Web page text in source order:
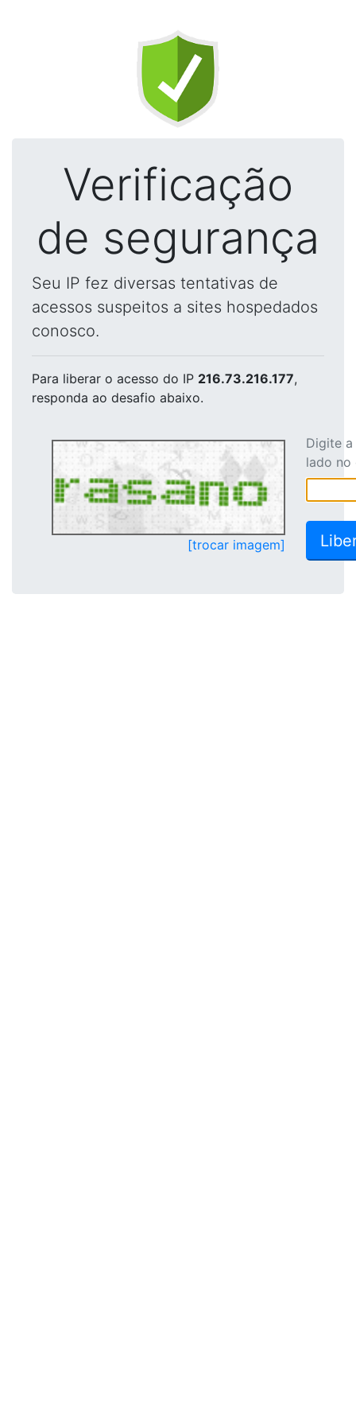
Verificação
de segurança
Seu IP fez diversas tentativas de
acessos suspeitos a sites hospedados
conosco.
Para liberar o acesso do IP 216.73.216.177,
responda ao desafio abaixo.
[trocar imagem]
Digite
lado no